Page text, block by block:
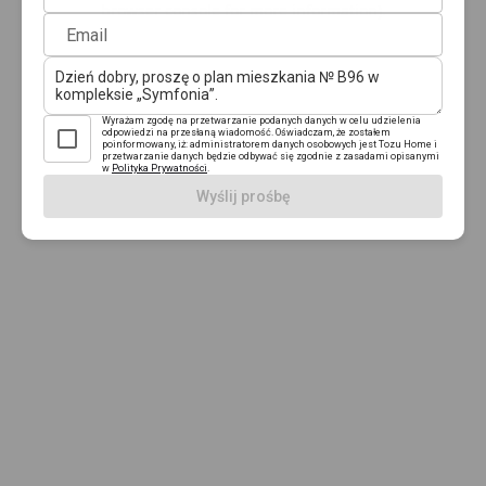
Email
Wyrażam zgodę na przetwarzanie podanych danych w celu udzielenia
odpowiedzi na przesłaną wiadomość. Oświadczam, że zostałem
poinformowany, iż: administratorem danych osobowych jest Tozu Home i
przetwarzanie danych będzie odbywać się zgodnie z zasadami opisanymi
w Polityka Prywatności
Wyślij prośbę
browser console for more information).